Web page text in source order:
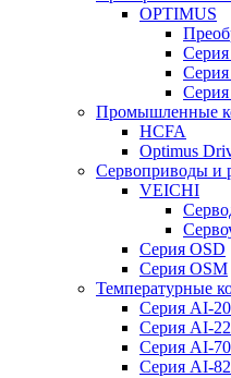
OPTIMUS
Промышленные
HCFA
Optimus
Сервоприводы и
VEICHI
Серия OSD
Серия OSM
Температурные
Серия AI-
Серия AI-
Серия AI-
Серия AI-